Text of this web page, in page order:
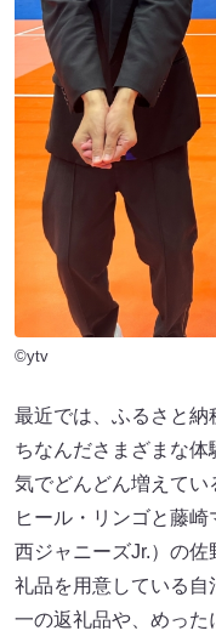
©ytv
最近では、ふるさと納
ちなんださまざまな体
気でどんどん増えてい
ヒール・リンゴと藤
西ジャニーズJr.）の
礼品を用意している
一の返礼品や、めっ